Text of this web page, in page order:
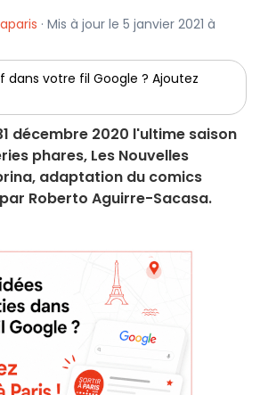
· Mis à jour le 5 janvier 2021 à
dans votre fil Google ? Ajoutez
décembre 2020 l'ultime saison
phares, Les Nouvelles
adaptation du comics
Roberto Aguirre-Sacasa.